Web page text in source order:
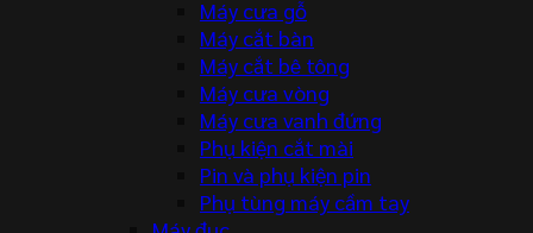
Máy cưa gỗ
Máy cắt bàn
Máy cắt bê tông
Máy cưa vòng
Máy cưa vanh đứng
Phụ kiện cắt mài
Pin và phụ kiện pin
Phụ tùng máy cầm tay